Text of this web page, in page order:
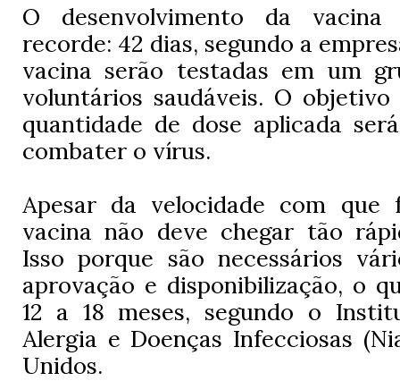
O desenvolvimento da
recorde: 42 dias, segundo a
vacina serão testadas em um
voluntários saudáveis. O
quantidade de dose aplicada
combater o vírus.
Apesar da velocidade com que
vacina não deve chegar tão
Isso porque são necessários
aprovação e disponibilização, o
12 a 18 meses, segundo o
Alergia e Doenças Infecciosas
Unidos.